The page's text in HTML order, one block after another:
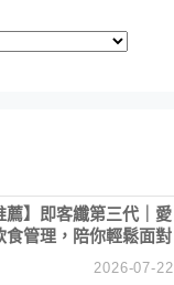
薦】即客纖第三代｜愛
食管理，陪你輕鬆面對
2026-07-22